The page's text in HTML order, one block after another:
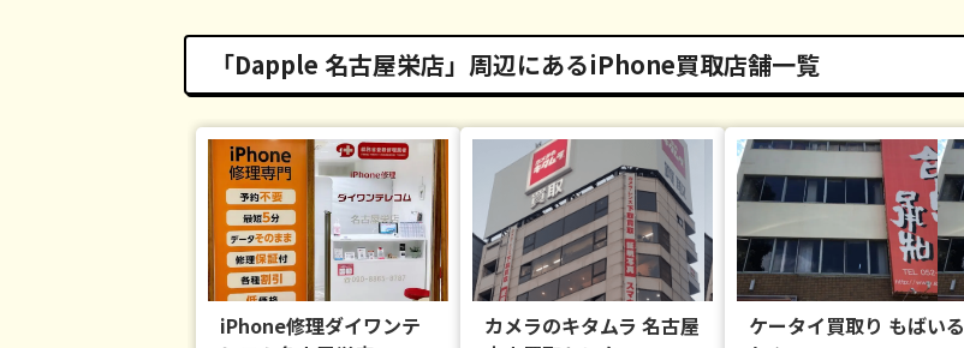
「Dapple 名古屋栄店」周辺にあるiPhone買取店舗一覧
iPhone修理ダイワンテ
カメラのキタムラ 名古屋
ケータイ買取り もばいる